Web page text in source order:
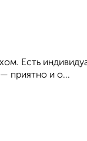
Eсть
приятно и о...